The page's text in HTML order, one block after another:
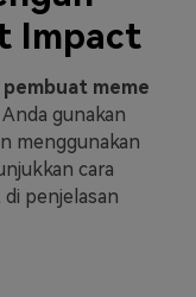
Impact
meme
gunakan
menggunakan
cara
penjelasan